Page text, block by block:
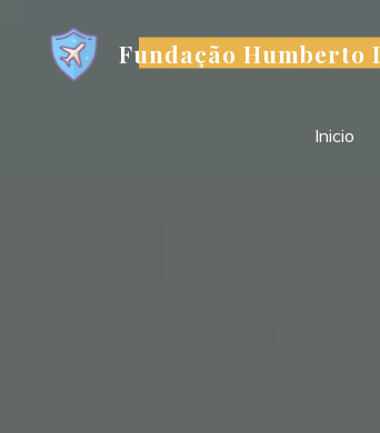
content
Fundação Humberto
Inicio